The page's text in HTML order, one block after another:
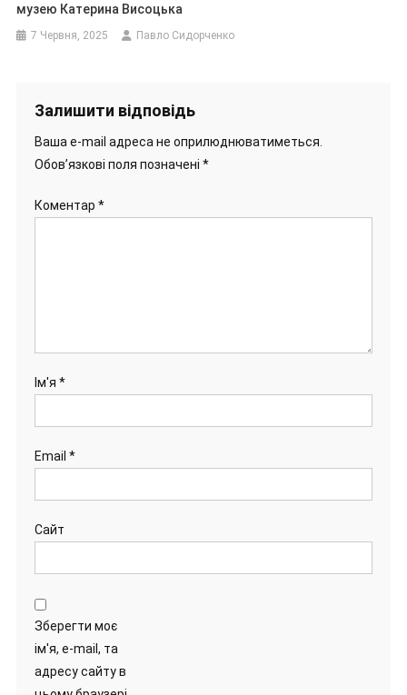
музею Катерина Висоцька
7 Червня, 2025 Павло Сидорченко
Залишити відповідь
Ваша e-mail адреса не оприлюднюватиметься.
Обов’язкові поля позначені *
Коментар *
Ім'я *
Email *
Сайт
Зберегти моє
ім'я, e-mail, та
адресу сайту в